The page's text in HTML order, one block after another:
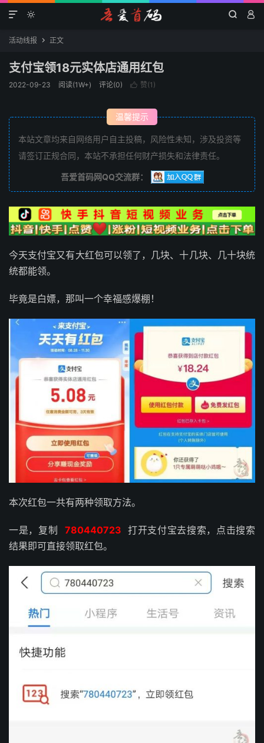
  

活动线报  正文
支付宝领18元实体店通用红包
2022-09-23 阅读(1W+) 评论(0)  赞(1 )
温馨提示
本站文章均来自网络用户自主投稿，风险性未知，涉及投资等
请签订正规合同，本站不承担任何财产损失和法律责任。
吾爱首码网QQ交流群：
今天支付宝又有大红包可以领了，几块、十几块、几十块统
统都能领。
毕竟是白嫖，那叫一个幸福感爆棚！
本次红包一共有两种领取方法。
一是，复制 780440723 打开支付宝去搜索，点击搜索
结果即可直接领取红包。